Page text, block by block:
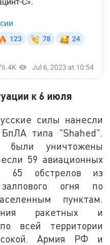
к 6 июля
силы нанесли
типа "Shahed".
были уничтожены
59 авиационных
65 обстрелов из
огня по
пунктам.
ракетных и
всей территории
Армия РФ и